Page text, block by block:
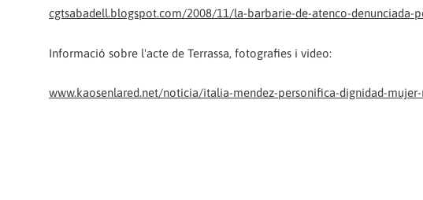
cgtsabadell.blogspot.com/2008/11/la-barbarie-de-atenco-denunciada-
Informació sobre l'acte de Terrassa, fotografies i video:
www.kaosenlared.net/noticia/italia-mendez-personifica-dignidad-mujer-